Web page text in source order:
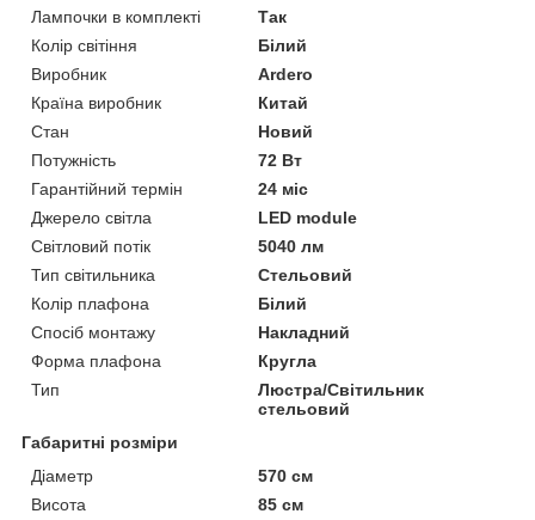
Лампочки в комплекті
Так
Колір світіння
Білий
Виробник
Ardero
Країна виробник
Китай
Стан
Новий
Потужність
72 Вт
Гарантійний термін
24 міс
Джерело світла
LED module
Світловий потік
5040 лм
Тип світильника
Стельовий
Колір плафона
Білий
Спосіб монтажу
Накладний
Форма плафона
Кругла
Тип
Люстра/Світильник
стельовий
Габаритні розміри
Діаметр
570 см
Висота
85 см